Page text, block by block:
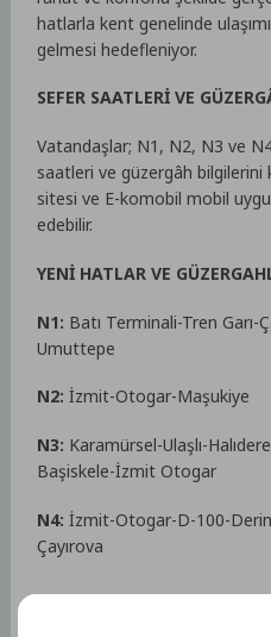
hatlarla kent genelinde
gelmesi hedefleniyor.
SEFER SAATLERİ VE
Vatandaşlar; N1, N2, N3 ve
saatleri ve güzergâh
sitesi ve E-komobil mobil
edebilir.
YENİ HATLAR VE
N1: Batı Terminali-Tren Garı-
Umuttepe
N2: İzmit-Otogar-Maşukiye
N3: Karamürsel-Ulaşlı-
Başiskele-İzmit Otogar
N4: İzmit-Otogar-D-100-
Çayırova